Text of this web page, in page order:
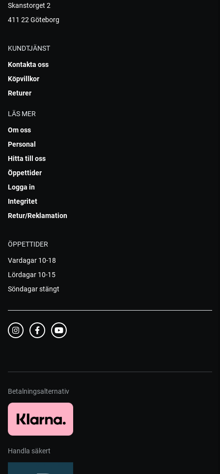
Skanstorget 2
411 22 Göteborg
KUNDTJÄNST
Kontakta oss
Köpvillkor
Returer
LÄS MER
Om oss
Personal
Hitta till oss
Öppettider
Logga in
Integritet
Retur/Reklamation
ÖPPETTIDER
Vardagar 10-18
Lördagar 10-15
Söndagar stängt
Betalningsalternativ
Handla säkert